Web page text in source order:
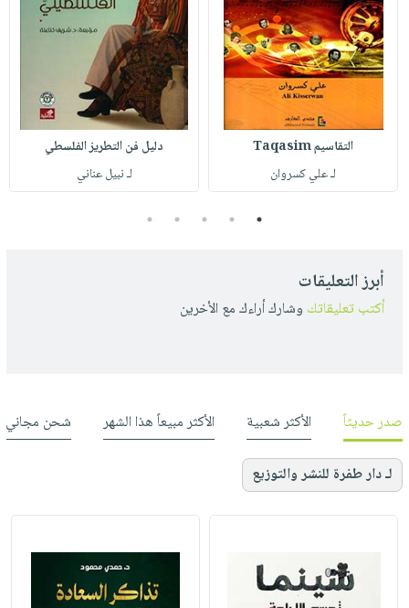
التقاسيم Taqasim
لـ علي كسروان
دليل فن التطريز الفلسطي
لـ نبيل عناني
1
2
3
4
5
أبرز التعليقات
أكتب تعليقاتك وشارك أراءك مع الأخرين
صدر حديثاً الأكثر شعبية الأكثر مبيعاً هذا الشهر شحن مجاني
لـ دار طفرة للنشر والتوزيع